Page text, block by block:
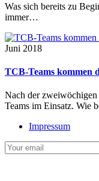
Was sich bereits zu
immer…
Juni 2018
TCB-Teams kommen
Nach der
Teams im Einsatz. Wie
Impressum